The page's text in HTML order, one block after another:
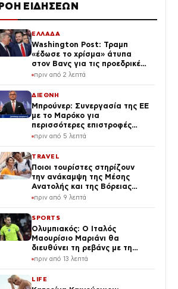
ΡΟΗ ΕΙΔΗΣΕΩΝ
ΕΛΛΑΔΑ
Washington Post: Τραμπ
«έδωσε το χρίσμα» άτυπα
στον Βανς για τις προεδρικές
εκλογές του 2028
πριν από 2 λεπτά
ΔΙΕΘΝΗ
Μπρούνερ: Συνεργασία της ΕΕ
με το Μαρόκο για
περισσότερες επιστροφές
μεταναστών
πριν από 5 λεπτά
TRAVEL
Ποιοι τουρίστες στηρίζουν
την ανάκαμψη της Μέσης
Ανατολής και της Βόρειας
Αφρικής
πριν από 9 λεπτά
SPORTS
Ολυμπιακός: Ο Ιταλός
Μαουρίσιο Μαριάνι θα
διευθύνει τη ρεβάνς με τη
Ναϊμέγκεν για τα
League
πριν από 13 λεπτά
LIFE